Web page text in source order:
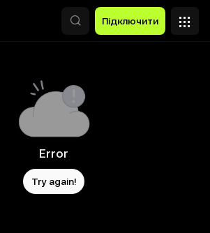
Підключити
Error
Try again!